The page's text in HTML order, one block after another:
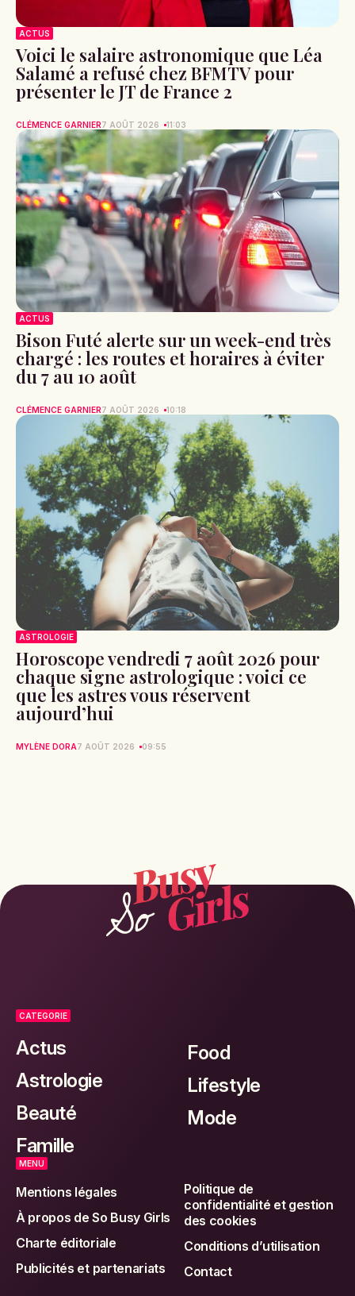
ACTUS
Voici le salaire astronomique que Léa
Salamé a refusé chez BFMTV pour
présenter le JT de France 2
CLÉMENCE GARNIER7 AOÛT 2026 11:03
ACTUS
Bison Futé alerte sur un week-end très
chargé : les routes et horaires à éviter
du 7 au 10 août
CLÉMENCE GARNIER7 AOÛT 2026 10:18
ASTROLOGIE
Horoscope vendredi 7 août 2026 pour
chaque signe astrologique : voici ce
que les astres vous réservent
aujourd’hui
MYLÈNE DORA7 AOÛT 2026 09:55
CATEGORIE
Actus
Astrologie
Beauté
Famille
Food
Lifestyle
Mode
MENU
Mentions légales
À propos de So Busy Girls
Charte éditoriale
Publicités et partenariats
Politique de
confidentialité et gestion
des cookies
Conditions d’utilisation
Contact